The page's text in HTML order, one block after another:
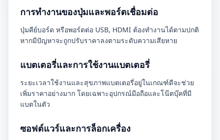
การทำงานของปุ่มและพอร์ตเชื่อมต่อ
ปุ่มคีย์บอร์ด หรือพอร์ตต่อ USB, HDMI ต้องทำงานได้ตามปกติ
หากมีปัญหาจะถูกปรับราคาลงตามระดับความเสียหาย
แบตเตอรี่และการใช้งานแบตเตอรี่
ระยะเวลาใช้งานและสุขภาพแบตเตอรี่อยู่ในเกณฑ์ดีจะช่วย
เพิ่มราคาอย่างมาก โดยเฉพาะอุปกรณ์มือถือและโน๊ตบุ๊คที่มี
แบตในตัว
ซอฟต์แวร์และการล็อกเครื่อง